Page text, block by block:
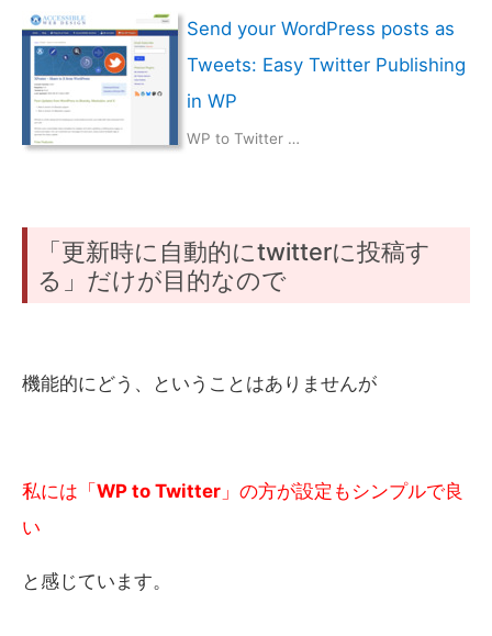
Send your WordPress posts as
Tweets: Easy Twitter Publishing
in WP
WP to Twitter …
「更新時に自動的にtwitterに投稿す
る」だけが目的なので
機能的にどう、ということはありませんが
私には「 WP to Twitter 」の方が設定もシンプルで良
い
と感じています。